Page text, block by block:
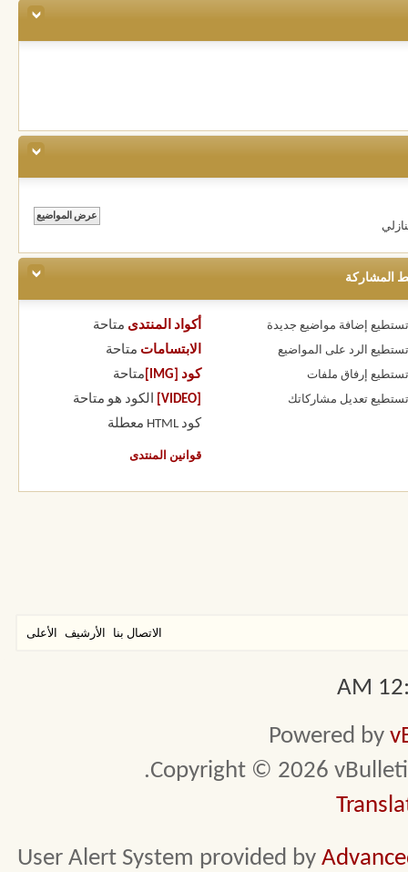
المشاركة
تستطيع إضافة مواضيع جديدة
تستطيع الرد على المواضيع
تستطيع إرفاق ملفات
تستطيع تعديل مشاركاتك
أكواد المنتدى متاحة
الابتسامات متاحة
كود [IMG]
متاحة
الكود هو متاحة
كود HTML
معطلة
قوانين المنتدى
الاتصال بنا الأرشيف الأعلى
Powered by
Copyright © 2026
User Alert System provided by